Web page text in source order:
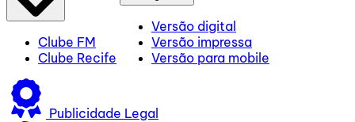
Clube FM
Clube Recife
Versão digital
Versão impressa
Versão para mobile
Publicidade Legal